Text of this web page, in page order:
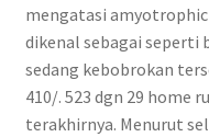
mengatasi
dikenal sebagai seperti
sedang kebobrokan
410/. 523 dgn 29 home
terakhirnya. Menurut